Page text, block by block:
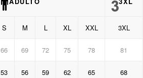
S M L XL XXL 3XL
66 69 72 75 78 81
53 56 59 62 65 68